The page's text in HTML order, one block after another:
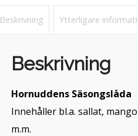
Beskrivning Ytterligare
Beskrivning
Hornuddens Säsongslåda
Innehåller bl.a. sallat,
m.m.